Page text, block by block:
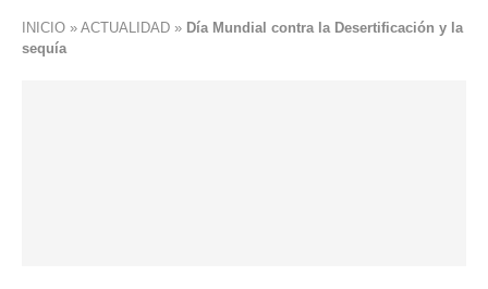
INICIO » ACTUALIDAD » Día Mundial contra la Desertificación y la
sequía